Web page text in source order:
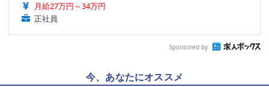
月給27万円～34万円
正社員
Sponsored by
今、あなたにオススメ